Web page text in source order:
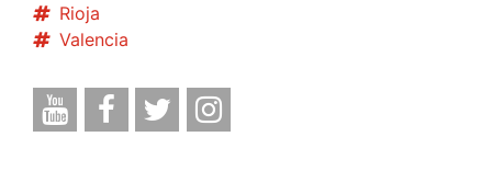
Rioja
Valencia